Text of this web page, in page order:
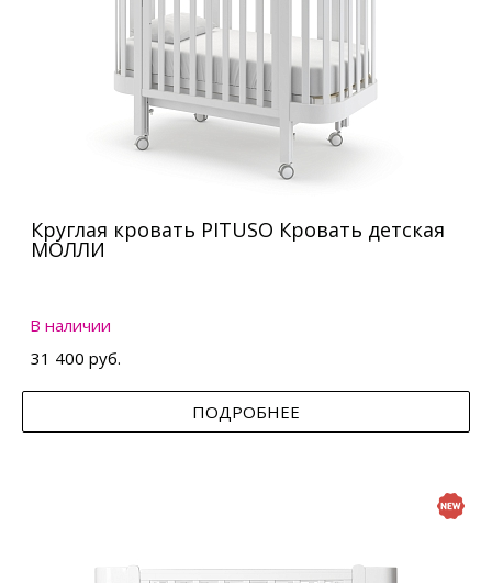
Круглая кровать PITUSO Кровать детская
МОЛЛИ
В наличии
31 400 руб.
ПОДРОБНЕЕ